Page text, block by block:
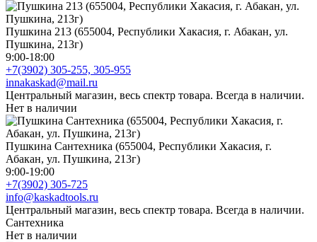
Пушкина 213 (655004, Республики Хакасия, г. Абакан, ул.
Пушкина, 213г)
9:00-18:00
+7(3902) 305-255, 305-955
innakaskad@mail.ru
Центральный магазин, весь спектр товара. Всегда в наличии.
Нет в наличии
Пушкина Сантехника (655004, Республики Хакасия, г.
Абакан, ул. Пушкина, 213г)
9:00-19:00
+7(3902) 305-725
info@kaskadtools.ru
Центральный магазин, весь спектр товара. Всегда в наличии.
Сантехника
Нет в наличии